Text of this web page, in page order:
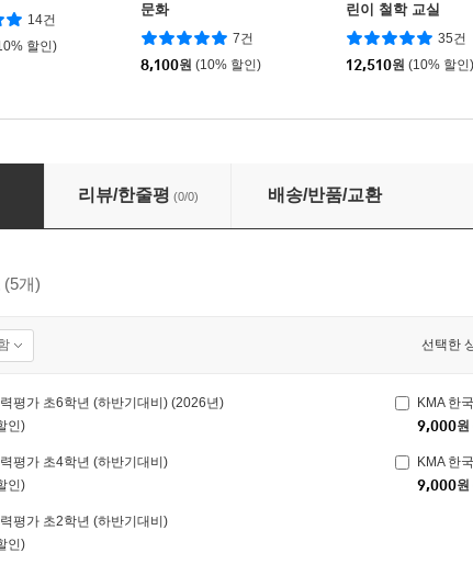
14건
할인)
문화
7건
8,100원 (10% 할인)
린이 철학 교실
35건
12,510원 (10% 할인)
평가 초6학년 (하반기대비) (2026년)
리뷰/한줄평 (0/0) 배송/반품/교환
(5개)
선택한
평가 초6학년 (하반기대비) (2026년)
인)
KMA 한
9,000원
평가 초4학년 (하반기대비)
인)
KMA 한
9,000원
평가 초2학년 (하반기대비)
인)